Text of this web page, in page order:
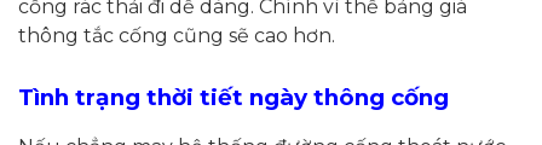
cống rác thải đi dễ dàng. Chính vì thế bảng giá
thông tắc cống cũng sẽ cao hơn.
Tình trạng thời tiết ngày thông cống